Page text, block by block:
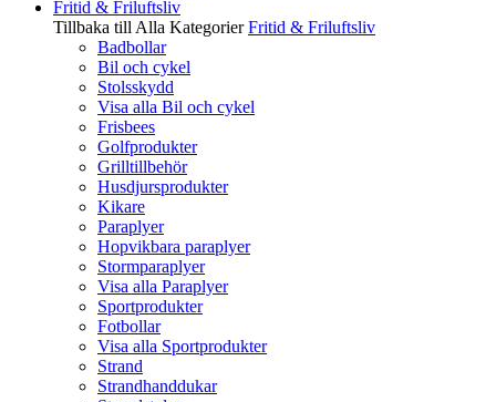
Fritid & Friluftsliv
Tillbaka till Alla Kategorier Fritid & Friluftsliv
Badbollar
Bil och cykel
Stolsskydd
Visa alla Bil och cykel
Frisbees
Golfprodukter
Grilltillbehör
Husdjursprodukter
Kikare
Paraplyer
Hopvikbara paraplyer
Stormparaplyer
Visa alla Paraplyer
Sportprodukter
Fotbollar
Visa alla Sportprodukter
Strand
Strandhanddukar